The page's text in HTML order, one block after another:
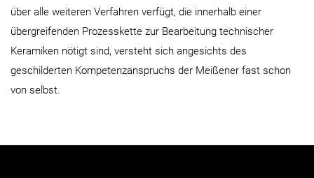
über alle weiteren Verfahren verfügt, die innerhalb einer
übergreifenden Prozesskette zur Bearbeitung technischer
Keramiken nötigt sind, versteht sich angesichts des
geschilderten Kompetenzanspruchs der Meißener fast schon
von selbst.